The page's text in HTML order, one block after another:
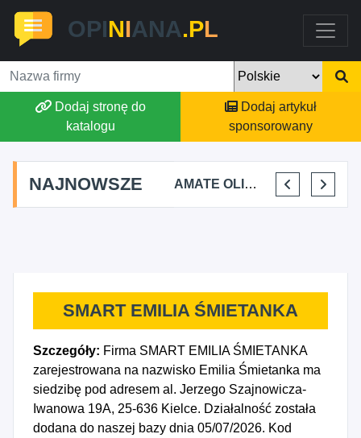
OPINIANA.PL
Dodaj stronę do
katalogu
Dodaj artykuł
sponsorowany
NAJNOWSZE
ALEKSANDRA BAKA AMATE OLIWIA KIRKIEWICZ
SMART EMILIA ŚMIETANKA
Szczegóły: Firma SMART EMILIA ŚMIETANKA
zarejestrowana na nazwisko Emilia Śmietanka ma
siedzibę pod adresem al. Jerzego Szajnowicza-
Iwanowa 19A, 25-636 Kielce. Działalność została
dodana do naszej bazy dnia 05/07/2026. Kod